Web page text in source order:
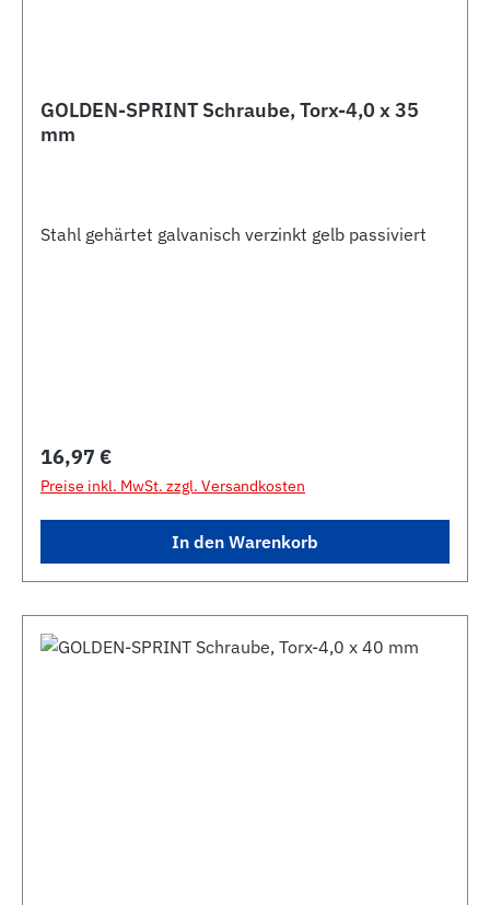
GOLDEN-SPRINT Schraube, Torx-4,0 x 35
mm
Stahl gehärtet galvanisch verzinkt gelb passiviert
Regulärer Preis:
16,97 €
Preise inkl. MwSt. zzgl. Versandkosten
In den Warenkorb